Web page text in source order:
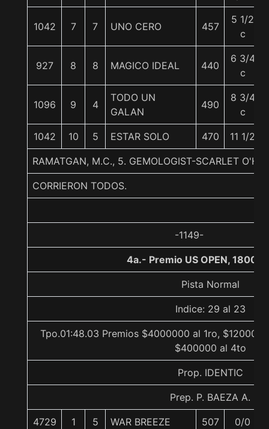
1042 7 7 UNO CERO 457
5 1/2
c
927 8 8 MAGICO IDEAL 440
6 3/4
c
1096 9 4
TODO UN
GALAN
490
8 3/4
c
1042 10 5 ESTAR SOLO 470 11 1/2
RAMATGAN, M.C., 5. GEMOLOGIST-SCARLET
CORRIERON TODOS.
-1149-
4a.- Premio US OPEN, 1800
Pista Normal
Indice: 29 al 23
Tpo.01:48.03 Premios $4000000 al 1ro,
$400000 al 4to
Prop. IDENTIC
Prep. P. BAEZA A.
4729 1 5 WAR BREEZE 507 0/0